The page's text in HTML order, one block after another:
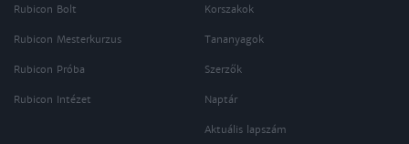
Rubicon Bolt
Rubicon Mesterkurzus
Rubicon Próba
Rubicon Intézet
Korszakok
Tananyagok
Szerzők
Naptár
Aktuális lapszám